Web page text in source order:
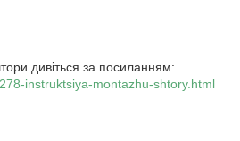
дивіться за посиланням:
instruktsiya-montazhu-shtory.html